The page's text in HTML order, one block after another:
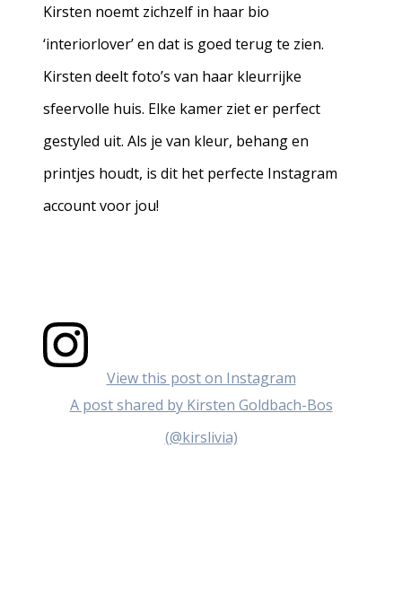
Kirsten noemt zichzelf in haar bio
‘interiorlover’ en dat is goed terug te zien.
Kirsten deelt foto’s van haar kleurrijke
sfeervolle huis. Elke kamer ziet er perfect
gestyled uit. Als je van kleur, behang en
printjes houdt, is dit het perfecte Instagram
account voor jou!
View this post on Instagram
A post shared by Kirsten Goldbach-Bos
(@kirslivia)